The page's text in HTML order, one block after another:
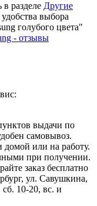
разделе Другие
выбора
голубого цвета"
- отзывы
выдачи по
самовывоз.
домой или на работу.
при получении.
заказ бесплатно
ул. Савушкина,
10-20, вс. и